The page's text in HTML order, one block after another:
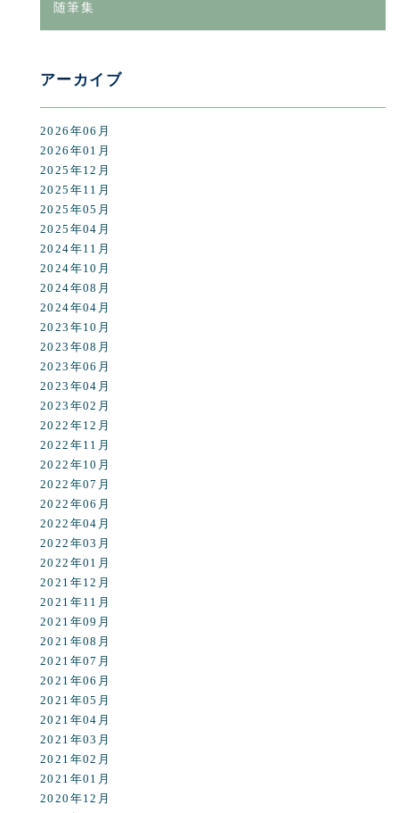
随筆集
アーカイブ
2026年06月
2026年01月
2025年12月
2025年11月
2025年05月
2025年04月
2024年11月
2024年10月
2024年08月
2024年04月
2023年10月
2023年08月
2023年06月
2023年04月
2023年02月
2022年12月
2022年11月
2022年10月
2022年07月
2022年06月
2022年04月
2022年03月
2022年01月
2021年12月
2021年11月
2021年09月
2021年08月
2021年07月
2021年06月
2021年05月
2021年04月
2021年03月
2021年02月
2021年01月
2020年12月